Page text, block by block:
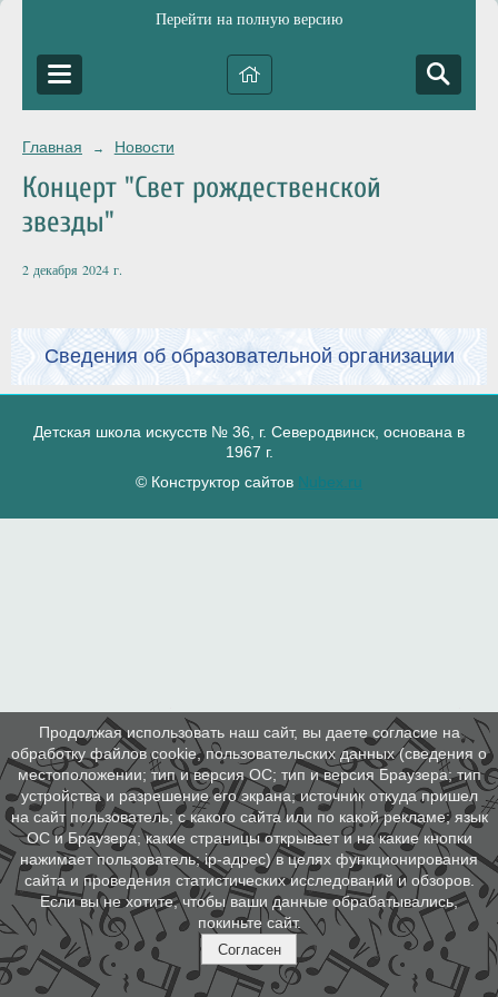
Перейти на полную версию
Главная → Новости
Концерт "Свет рождественской
звезды"
2 декабря 2024 г.
Сведения об образовательной организации
Детская школа искусств № 36, г. Северодвинск, основана в
1967 г.
© Конструктор сайтов Nubex.ru
Продолжая использовать наш сайт, вы даете согласие на
обработку файлов cookie, пользовательских данных (сведения о
местоположении; тип и версия ОС; тип и версия Браузера; тип
устройства и разрешение его экрана; источник откуда пришел
на сайт пользователь; с какого сайта или по какой рекламе; язык
ОС и Браузера; какие страницы открывает и на какие кнопки
нажимает пользователь; ip-адрес) в целях функционирования
сайта и проведения статистических исследований и обзоров.
Если вы не хотите, чтобы ваши данные обрабатывались,
покиньте сайт.
Согласен